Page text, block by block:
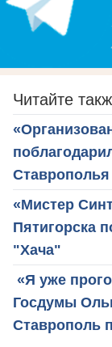
Читайте
«Мистер
Пятигорска
"Хача"
«Я уже
Госдумы
Ставрополь